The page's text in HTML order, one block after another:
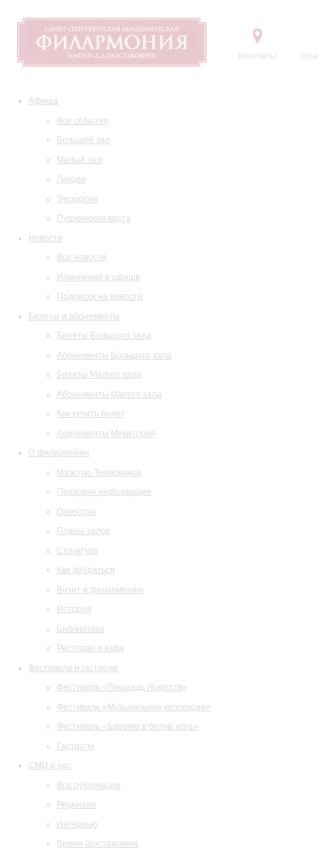
Контакты
Афиша
Все события
Большой зал
Малый зал
Лекции
Экскурсии
Пушкинская карта
Новости
Все новости
Изменения в афише
Подписка на новости
Билеты и абонементы
Билеты Большого зала
Абонементы Большого зала
Билеты Малого зала
Абонементы Малого зала
Как купить билет
Абонементы Музитория
О филармонии
Маэстро Темирканов
Правовая информация
Оркестры
Планы залов
Структура
Как добраться
Визит в филармонию
История
Библиотека
Ресторан и кафе
Фестивали и гастроли
Фестиваль «Площадь Искусств»
Фестиваль «Музыкальная коллекция»
Фестиваль «Барокко в белую ночь»
Гастроли
СМИ о нас
Все публикации
Рецензии
Интервью
Время Шостаковича